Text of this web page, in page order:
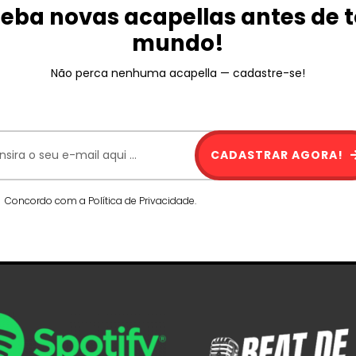
novas acapellas antes de
mundo!
Não perca nenhuma acapella — cadastre-se!
Concordo com a Política de Privacidade.
CADASTRAR AGORA!